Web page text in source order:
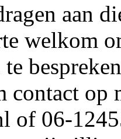
aan
welkom
contact op
of 06-